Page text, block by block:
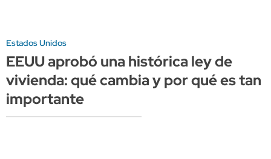
Estados Unidos
EEUU aprobó una histórica ley de
vivienda: qué cambia y por qué es tan
importante